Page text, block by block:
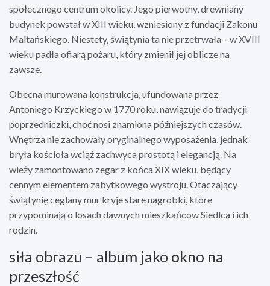
społecznego centrum okolicy. Jego pierwotny, drewniany
budynek powstał w XIII wieku, wzniesiony z fundacji Zakonu
Maltańskiego. Niestety, świątynia ta nie przetrwała – w XVIII
wieku padła ofiarą pożaru, który zmienił jej oblicze na
zawsze.
Obecna murowana konstrukcja, ufundowana przez
Antoniego Krzyckiego w 1770 roku, nawiązuje do tradycji
poprzedniczki, choć nosi znamiona późniejszych czasów.
Wnętrza nie zachowały oryginalnego wyposażenia, jednak
bryła kościoła wciąż zachwyca prostotą i elegancją. Na
wieży zamontowano zegar z końca XIX wieku, będący
cennym elementem zabytkowego wystroju. Otaczający
świątynię ceglany mur kryje stare nagrobki, które
przypominają o losach dawnych mieszkańców Siedlca i ich
rodzin.
siła obrazu – album jako okno na
przeszłość